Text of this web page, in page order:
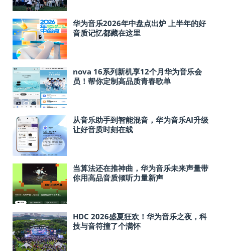
华为音乐2026年中盘点出炉 上半年的好
音质记忆都藏在这里
nova 16系列新机享12个月华为音乐会
员！帮你定制高品质青春歌单
从音乐助手到智能混音，华为音乐AI升级
让好音质时刻在线
当算法还在推神曲，华为音乐未来声量带
你用高品音质倾听力量新声
HDC 2026盛夏狂欢！华为音乐之夜，科
技与音符撞了个满怀